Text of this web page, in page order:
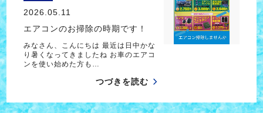
2026.05.11
エアコンのお掃除の時期です！
みなさん、こんにちは 最近は日中かな
り暑くなってきましたね お車のエアコ
ンを使い始めた方も…
つづきを読む